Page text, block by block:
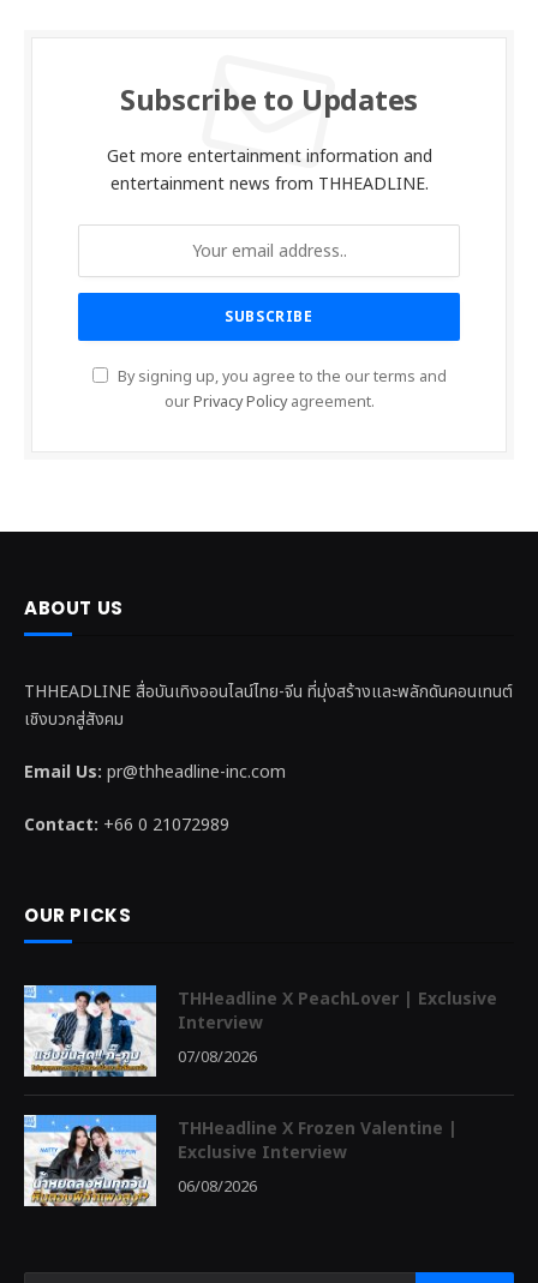
Subscribe to Updates
Get more entertainment information and
entertainment news from THHEADLINE.
By signing up, you agree to the our terms and
ourPrivacy Policyagreement.
ABOUT US
THHEADLINE สื่อบันเทิงออนไลน์ไทย-จีน ที่มุ่งสร้างและพลักดันคอนเทนต์
เชิงบวกสู่สังคม
Email Us: pr@thheadline-inc.com
Contact: +66 0 21072989
OUR PICKS
THHeadline X PeachLover | Exclusive
Interview
07/08/2026
THHeadline X Frozen Valentine |
Exclusive Interview
06/08/2026